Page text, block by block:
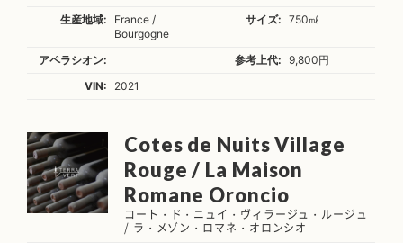
生産地域:
France /
Bourgogne
サイズ: 750㎖
アペラシオン: 参考上代:
9,800円
VIN:
2021
Cotes de Nuits Village
Rouge / La Maison
Romane Oroncio
コート・ド・ニュイ・ヴィラージュ・ルージュ
/ ラ・メゾン・ロマネ・オロンシオ